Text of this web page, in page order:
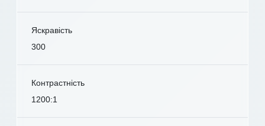
Яскравість
300
Контрастність
1200:1